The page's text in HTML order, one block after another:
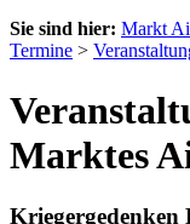
Sie sind hier: Markt
Termine >
Marktes
Kriegergedenken